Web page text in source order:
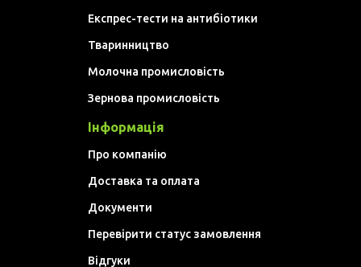
Експрес-тести на антибіотики
Тваринництво
Молочна промисловість
Зернова промисловість
Інформація
Про компанію
Доставка та оплата
Документи
Перевірити статус замовлення
Відгуки